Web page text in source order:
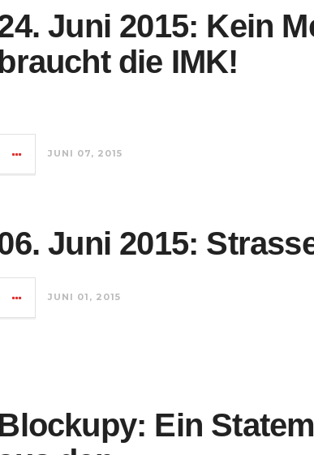
Juni 2015: Kein
die IMK!
JUNI 07, 2015
Juni 2015:
JUNI 01, 2015
Ein